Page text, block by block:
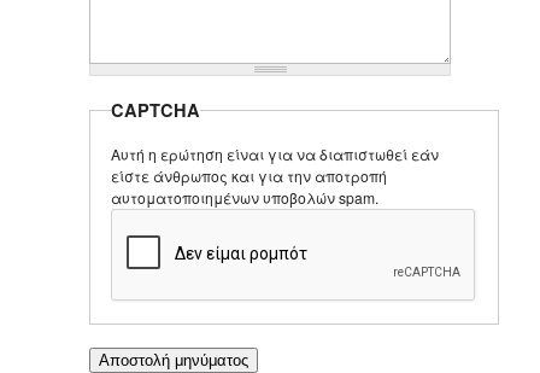
CAPTCHA
Αυτή η ερώτηση είναι για να διαπιστωθεί εάν
είστε άνθρωπος και για την αποτροπή
αυτοματοποιημένων υποβολών spam.